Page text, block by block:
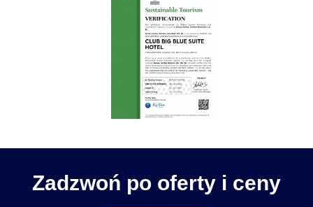
Zadzwoń po oferty i ceny